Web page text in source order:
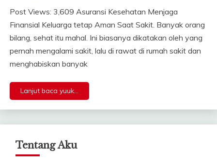
Post Views: 3,609 Asuransi Kesehatan Menjaga
Finansial Keluarga tetap Aman Saat Sakit. Banyak orang
bilang, sehat itu mahal. Ini biasanya dikatakan oleh yang
pernah mengalami sakit, lalu di rawat di rumah sakit dan
menghabiskan banyak
Lanjut baca yuuk...
Tentang Aku